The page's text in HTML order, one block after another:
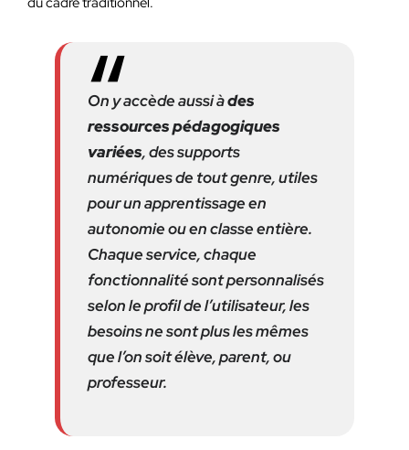
On y accède aussi àdes
ressources pédagogiques
variées, des supports
numériques de tout genre, utiles
pour un apprentissage en
autonomie ou en classe entière.
Chaque service, chaque
fonctionnalité sont personnalisés
selon le profil de l’utilisateur, les
besoins ne sont plus les mêmes
que l’on soit élève, parent, ou
professeur.